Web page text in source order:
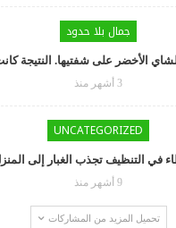
جمال بلا حدود
الأخضر على شفتيها. النتيجة
3 أشهر منذ
UNCATEGORIZED
9 أشهر منذ
تحميل المزيد من المشاركات